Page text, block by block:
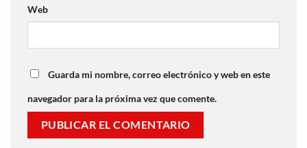
Web
Guarda mi nombre, correo electrónico y web en este
navegador para la próxima vez que comente.